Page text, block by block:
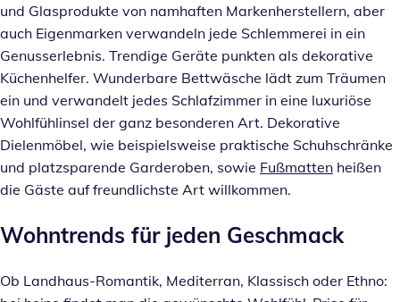
und Glasprodukte von namhaften Markenherstellern, aber
auch Eigenmarken verwandeln jede Schlemmerei in ein
Genusserlebnis. Trendige Geräte punkten als dekorative
Küchenhelfer. Wunderbare Bettwäsche lädt zum Träumen
ein und verwandelt jedes Schlafzimmer in eine luxuriöse
Wohlfühlinsel der ganz besonderen Art. Dekorative
Dielenmöbel, wie beispielsweise praktische Schuhschränke
und platzsparende Garderoben, sowie Fußmatten heißen
die Gäste auf freundlichste Art willkommen.
Wohntrends für jeden Geschmack
Ob Landhaus-Romantik, Mediterran, Klassisch oder Ethno: